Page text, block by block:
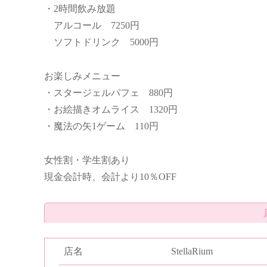
・2時間飲み放題
アルコール 7250円
ソフトドリンク 5000円
お楽しみメニュー
・スタージェルパフェ 880円
・お絵描きオムライス 1320円
・魔法の矢1ゲーム 110円
女性割・学生割あり
現金会計時、会計より10％OFF
店名 StellaRium